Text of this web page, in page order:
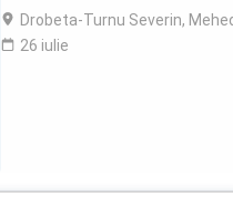
Drobeta-Turnu Severin,
26 iulie